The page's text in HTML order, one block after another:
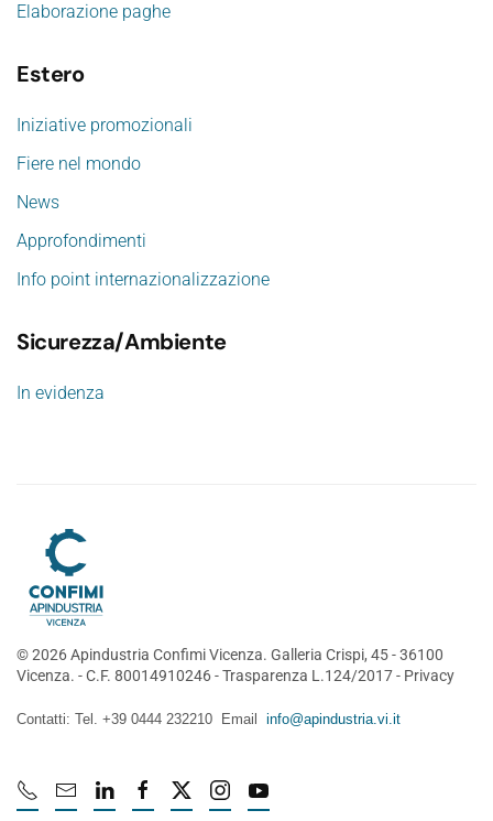
Elaborazione paghe
Estero
Iniziative promozionali
Fiere nel mondo
News
Approfondimenti
Info point internazionalizzazione
Sicurezza/Ambiente
In evidenza
©2026Apindustria Confimi Vicenza. Galleria Crispi, 45 - 36100
Vicenza. - C.F. 80014910246 -Trasparenza L.124/2017- Privacy
Contatti: Tel. +39 0444 232210 Email info@apindustria.vi.it